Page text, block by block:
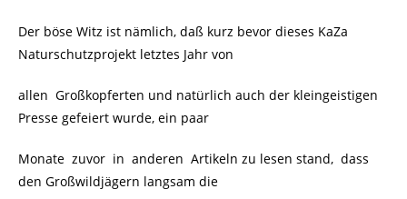
Der böse Witz ist nämlich, daß kurz bevor dieses KaZa
Naturschutzprojekt letztes Jahr von
allen Großkopferten und natürlich auch der kleingeistigen
Presse gefeiert wurde, ein paar
Monate zuvor in anderen Artikeln zu lesen stand, dass
den Großwildjägern langsam die